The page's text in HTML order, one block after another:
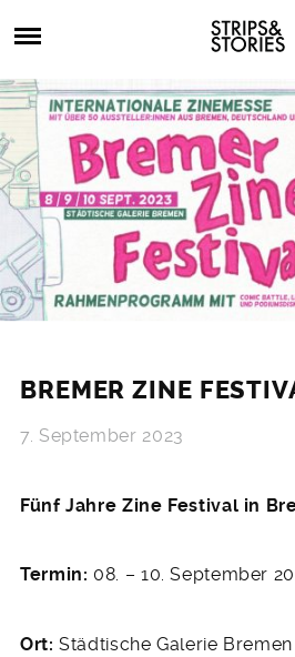
to
Strips
&
Strips
&
Stories
Graphic
Novels,
Comics,
Bücher
BREMER ZINE
7. September 2023
Fünf Jahre Zine Festival in
Termin: 08. – 10. September
Ort: Städtische Galerie Bremen